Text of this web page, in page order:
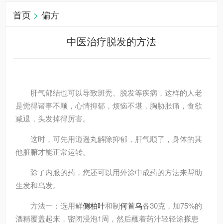
首页 > 偏方
中医治疗脱发的方法
肝气郁结也可以导致斑秃、脱发等疾病，这样的人老
是觉得诸事不顺，心情抑郁，烦恼不堪，胸胁胀痛，食欲
减退，头发掉得厉害。
这时，可先用逍遥丸解除抑郁，肝气顺了，身体的其
他脏腑才能正常运转。
除了内服的药，您还可以用外涂中成药的方法来帮助
生发和乌发。
方法一：选用鲜侧柏叶和制何首乌各30克，加75%的
酒精覆盖起来，密闭浸泡1周，然后蘸着药汁轻轻涂搽患